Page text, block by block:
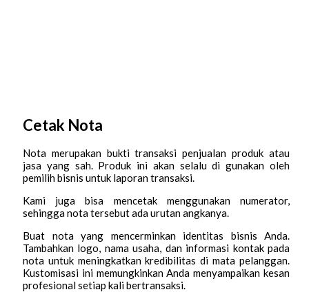
Cetak Nota
Nota merupakan bukti transaksi penjualan produk atau
jasa yang sah. Produk ini akan selalu di gunakan oleh
pemilih bisnis untuk laporan transaksi.
Kami juga bisa mencetak menggunakan numerator,
sehingga nota tersebut ada urutan angkanya.
Buat nota yang mencerminkan identitas bisnis Anda.
Tambahkan logo, nama usaha, dan informasi kontak pada
nota untuk meningkatkan kredibilitas di mata pelanggan.
Kustomisasi ini memungkinkan Anda menyampaikan kesan
profesional setiap kali bertransaksi.